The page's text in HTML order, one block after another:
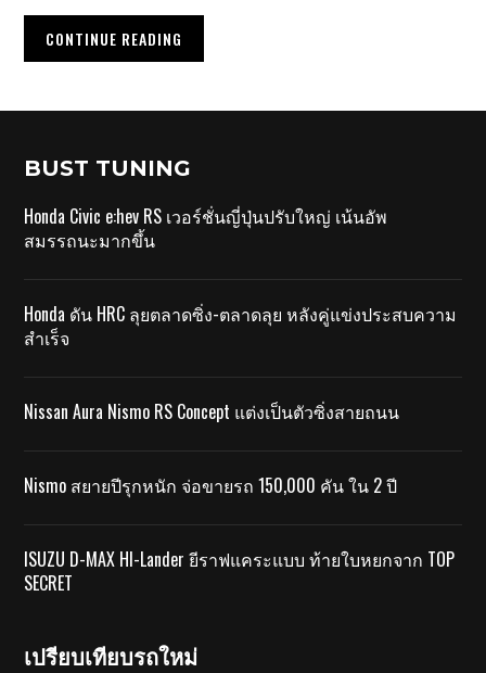
CONTINUE READING
BUST TUNING
Honda Civic e:hev RS เวอร์ชั่นญี่ปุ่นปรับใหญ่ เน้นอัพ
สมรรถนะมากขึ้น
Honda ดัน HRC ลุยตลาดซิ่ง-ตลาดลุย หลังคู่แข่งประสบความ
สำเร็จ
Nissan Aura Nismo RS Concept แต่งเป็นตัวซิ่งสายถนน
Nismo สยายปีรุกหนัก จ่อขายรถ 150,000 คัน ใน 2 ปี
ISUZU D-MAX HI-Lander ยีราฟแคระแบบ ท้ายใบหยกจาก TOP
SECRET
เปรียบเทียบรถใหม่